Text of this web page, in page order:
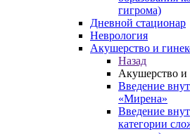
гигрома)
Дневной стационар
Неврология
Акушерство и
Назад
Акушерство и
Введение
«Мирена»
Введение
категории